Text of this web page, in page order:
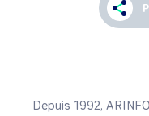
Depuis 1992,